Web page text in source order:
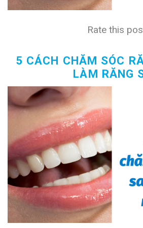
Rate this
5 CÁCH CHĂM SÓC
LÀM RĂNG